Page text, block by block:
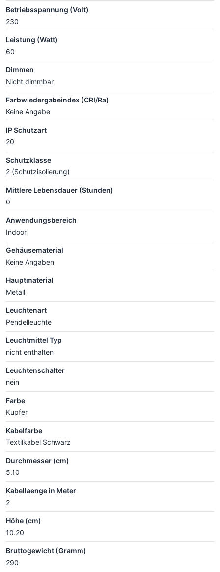
Betriebsspannung (Volt)
230
Leistung (Watt)
60
Dimmen
Nicht dimmbar
Farbwiedergabeindex (CRI/Ra)
Keine Angabe
IP Schutzart
20
Schutzklasse
2 (Schutzisolierung)
Mittlere Lebensdauer (Stunden)
0
Anwendungsbereich
Indoor
Gehäusematerial
Keine Angaben
Hauptmaterial
Metall
Leuchtenart
Pendelleuchte
Leuchtmittel Typ
nicht enthalten
Leuchtenschalter
nein
Farbe
Kupfer
Kabelfarbe
Textilkabel Schwarz
Durchmesser (cm)
5.10
Kabellaenge in Meter
2
Höhe (cm)
10.20
Bruttogewicht (Gramm)
290